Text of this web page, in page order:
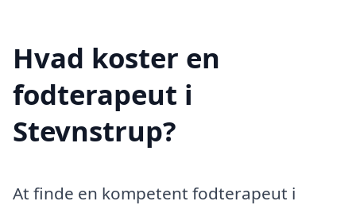
Hvad koster en
fodterapeut i
Stevnstrup?
At finde en kompetent fodterapeut i